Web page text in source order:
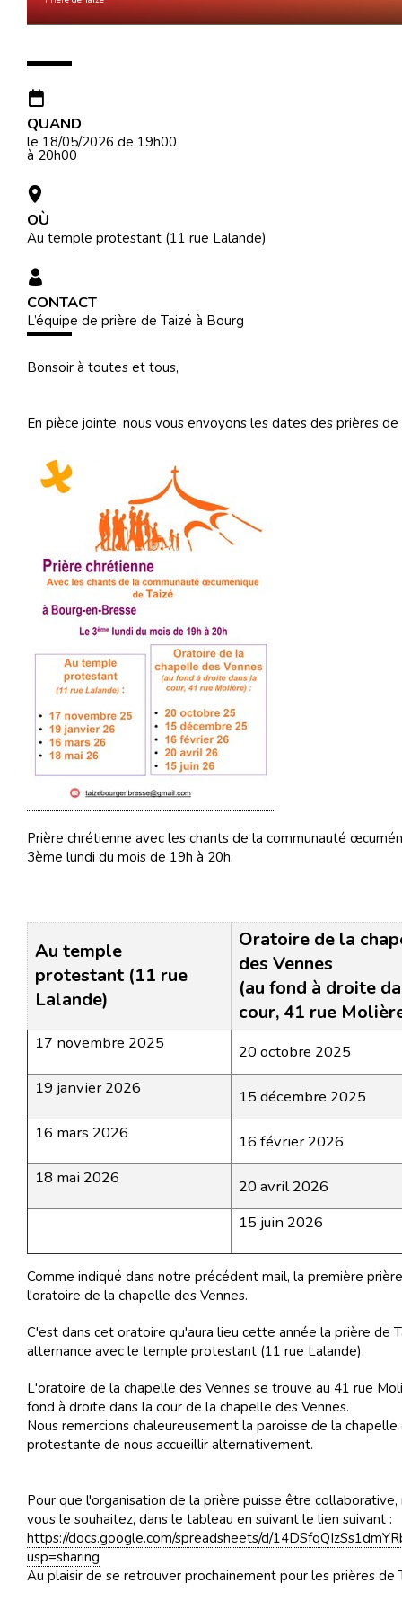
QUAND
le 18/05/2026 de 19h00
à 20h00
OÙ
Au temple protestant (11 rue Lalande)
CONTACT
L’équipe de prière de Taizé à Bourg
Bonsoir à toutes et tous,
En pièce jointe, nous vous envoyons les dates des prières
Prière chrétienne avec les chants de la communauté
3ème lundi du mois de 19h à 20h.
Au temple
protestant (11 rue
Lalande)
Oratoire de la
des Vennes
(au fond à droite
cour, 41 rue
17 novembre 2025
20 octobre 2025
19 janvier 2026
15 décembre 2025
16 mars 2026
16 février 2026
18 mai 2026
20 avril 2026
15 juin 2026
Comme indiqué dans notre précédent mail, la première
l'oratoire de la chapelle des Vennes.
C'est dans cet oratoire qu'aura lieu cette année la prière de
alternance avec le temple protestant (11 rue Lalande).
L'oratoire de la chapelle des Vennes se trouve au 41 rue
fond à droite dans la cour de la chapelle des Vennes.
Nous remercions chaleureusement la paroisse de la
protestante de nous accueillir alternativement.
Pour que l'organisation de la prière puisse être
vous le souhaitez, dans le tableau en suivant le lien suivant :
https://docs.google.com/spreadsheets/d/
usp=sharing
Au plaisir de se retrouver prochainement pour les prières de